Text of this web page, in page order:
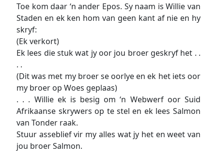
Toe kom daar ‘n ander Epos. Sy naam is Willie van
Staden en ek ken hom van geen kant af nie en hy
skryf:
(Ek verkort)
Ek lees die stuk wat jy oor jou broer geskryf het . .
. .
(Dit was met my broer se oorlye en ek het iets oor
my broer op Woes geplaas)
. . . Willie ek is besig om ‘n Webwerf oor Suid
Afrikaanse skrywers op te stel en ek lees Salmon
van Tonder raak.
Stuur asseblief vir my alles wat jy het en weet van
jou broer Salmon.